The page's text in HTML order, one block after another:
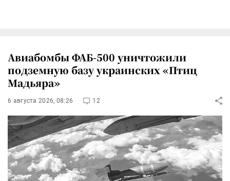
Авиабомбы ФАБ-500 уничтожили
подземную базу украинских «Птиц
Мадьяра»
6 августа 2026, 08:26 12